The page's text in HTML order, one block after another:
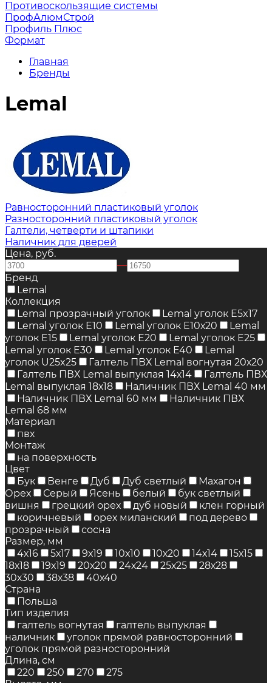
Противоскользящие системы
ПрофАлюмСтрой
Профиль Плюс
Формат
Главная
Бренды
Lemal
Равносторонний пластиковый уголок
Разносторонний пластиковый уголок
Галтели, четверти и штапики
Наличник для дверей
Цена, руб.
—
Бренд
Lemal
Коллекция
Lemal прозрачный уголок
Lemal уголок E5x17
Lemal уголок E10
Lemal уголок E10х20
Lemal
уголок E15
Lemal уголок E20
Lemal уголок E25
Lemal уголок E30
Lemal уголок E40
Lemal
уголок U25x25
Галтель ПВХ Lemal вогнутая 20х20
Галтель ПВХ Lemal выпуклая 14х14
Галтель ПВХ
Lemal выпуклая 18х18
Наличник ПВХ Lemal 40 мм
Наличник ПВХ Lemal 60 мм
Наличник ПВХ
Lemal 68 мм
Материал
пвх
Монтаж
на поверхность
Цвет
Бук
Венге Дуб Дуб светлый
Махагон
Орех
Серый Ясень белый
бук светлый
вишня
грецкий орех дуб новый
клен горный
коричневый
орех миланский
под дерево
прозрачный
сосна
Размер, мм
4х16
5х17 9х19 10х10 10х20 14х14
15х15
18х18
19х19 20х20 24х24 25х25
28х28
30х30
38х38
40х40
Страна
Польша
Тип изделия
галтель вогнутая
галтель выпуклая
наличник
уголок прямой равносторонний
уголок прямой разносторонний
Длина, см
220
250 270
275